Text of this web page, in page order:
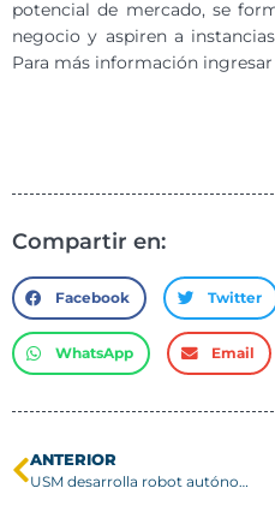
potencial de mercado, se
negocio y aspiren a
Para más información ingresar
Compartir en:
Facebook Twitter
WhatsApp Email
ANTERIOR
USM desarrolla robot autónomo que optimiza la aplicación de bioinsumos en la agricultura